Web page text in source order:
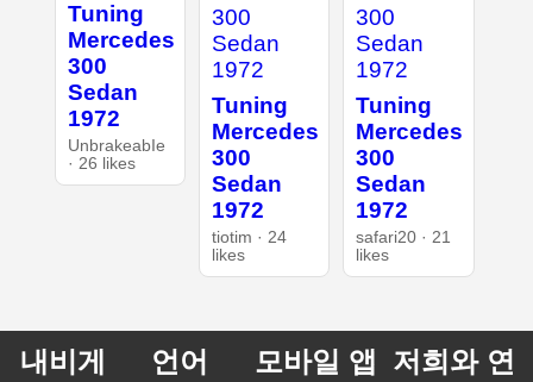
Tuning
Mercedes
300
Sedan
1972
UnbrakeabIe
· 26 likes
Tuning
Mercedes
300
Sedan
1972
tiotim · 24
likes
Tuning
Mercedes
300
Sedan
1972
safari20 · 21
likes
내비게
언어 모바일 앱 저희와 연